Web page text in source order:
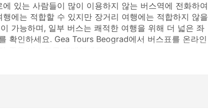
있는 사람들이 많이 이용하지 않는 버스역에 전화하여
에는 적합할 수 있지만 장거리 여행에는 적합하지 않을
가능하며, 일부 버스는 쾌적한 여행을 위해 더 넓은 좌
확인하세요. Gea Tours Beograd에서 버스표를 온라인
습니다: